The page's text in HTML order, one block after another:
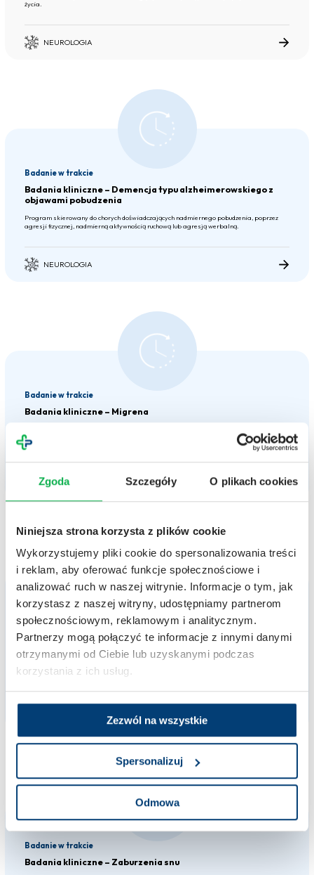
Zgoda Szczegóły O plikach cookies
Niniejsza strona korzysta z plików cookie
Wykorzystujemy pliki cookie do spersonalizowania treści
i reklam, aby oferować funkcje społecznościowe i
analizować ruch w naszej witrynie. Informacje o tym, jak
korzystasz z naszej witryny, udostępniamy partnerom
społecznościowym, reklamowym i analitycznym.
Partnerzy mogą połączyć te informacje z innymi danymi
otrzymanymi od Ciebie lub uzyskanymi podczas
korzystania z ich usług.
Zezwól na wszystkie
Spersonalizuj
Odmowa
życia.
NEUROLOGIA
Badanie w trakcie
Badania kliniczne – Demencja typu alzheimerowskiego z
objawami pobudzenia
Program skierowany do chorych doświadczających nadmiernego pobudzenia, poprzez
agresji fizycznej, nadmierną aktywnością ruchową lub agresją werbalną.
NEUROLOGIA
Badanie w trakcie
Badania kliniczne – Migrena
innych towarzyszących chorób. Charakteryzuje się ona napadowym występowaniem
bólów głowy, którym czasem towarzyszą dodatkowe objawy neurologiczne.
NEUROLOGIA
Badanie w trakcie
Badania kliniczne – Wtórnie postępująca nierzutowa postać
stwardnienia rozsianego
Wtórnie postępująca nierzutowa postać stwardnienia rozsianego to forma (MS), w której
po początkowym okresie rzutowo-remisyjnego przebiegu choroby (RRMS) następuje
stopniowe, ciągłe pogarszanie się funkcji neurologicznych bez wyraźnych rzutów.
Badanie w trakcie
Badania kliniczne – Zaburzenia snu